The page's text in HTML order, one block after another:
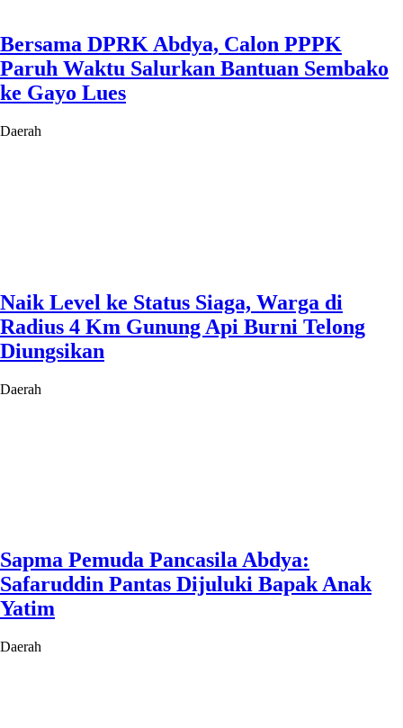
Bersama DPRK Abdya, Calon PPPK
Paruh Waktu Salurkan Bantuan Sembako
ke Gayo Lues
Daerah
Naik Level ke Status Siaga, Warga di
Radius 4 Km Gunung Api Burni Telong
Diungsikan
Daerah
Sapma Pemuda Pancasila Abdya:
Safaruddin Pantas Dijuluki Bapak Anak
Yatim
Daerah